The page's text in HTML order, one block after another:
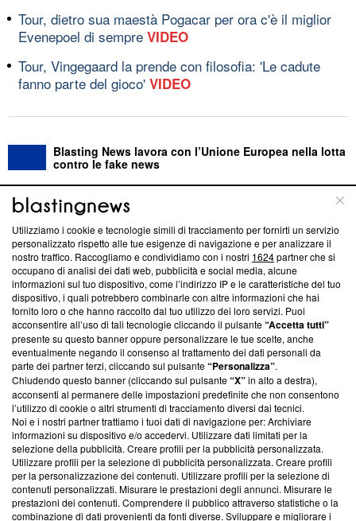
Tour, dietro sua maestà Pogacar per ora c'è il miglior
Evenepoel di sempre VIDEO
Tour, Vingegaard la prende con filosofia: 'Le cadute
fanno parte del gioco' VIDEO
Blasting News lavora con l’Unione Europea nella lotta
contro le fake news
ABOUT LINEA EDITORIALE
Questa sezione offre informazioni trasparenti su Blasting
News, sui nostri processi editoriali e su come ci impegniamo a
creare news di qualità. Inoltre, afferma la nostra aderenza a
‘Trust Project - News with Integrity’Blasting News non è
ancora membro del programma, ma ha richiesto di farne
parte; Trust Project non ha ancora effettuato una verifica di
conformità agli standard.
Su di noi
Team editoriale
Corporate
Redazione
Informativa Privacy
Cookie Policy
Utilizziamo i cookie e tecnologie simili di tracciamento per fornirti un servizio
personalizzato rispetto alle tue esigenze di navigazione e per analizzare il
nostro traffico. Raccogliamo e condividiamo con i nostri 1624partner che si
occupano di analisi dei dati web, pubblicità e social media, alcune
informazioni sul tuo dispositivo, come l’indirizzo IP e le caratteristiche del tuo
dispositivo, i quali potrebbero combinarle con altre informazioni che hai
fornito loro o che hanno raccolto dal tuo utilizzo dei loro servizi. Puoi
acconsentire all’uso di tali tecnologie cliccando il pulsante“Accetta tutti”
presente su questo banner oppure personalizzare le tue scelte, anche
eventualmente negando il consenso al trattamento dei dati personali da
parte dei partner terzi, cliccando sul pulsante“Personalizza”.
Chiudendo questo banner (cliccando sul pulsante“X”in alto a destra),
acconsenti al permanere delle impostazioni predefinite che non consentono
l’utilizzo di cookie o altri strumenti di tracciamento diversi dai tecnici.
Noi e i nostri partner trattiamo i tuoi dati di navigazione per: Archiviare
informazioni su dispositivo e/o accedervi. Utilizzare dati limitati per la
selezione della pubblicità. Creare profili per la pubblicità personalizzata.
Utilizzare profili per la selezione di pubblicità personalizzata. Creare profili
per la personalizzazione dei contenuti. Utilizzare profili per la selezione di
contenuti personalizzati. Misurare le prestazioni degli annunci. Misurare le
prestazioni dei contenuti. Comprendere il pubblico attraverso statistiche o la
combinazione di dati provenienti da fonti diverse. Sviluppare e migliorare i